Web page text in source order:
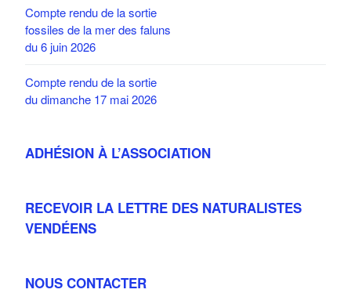
Compte rendu de la sortie
fossiles de la mer des faluns
du 6 juin 2026
Compte rendu de la sortie
du dimanche 17 mai 2026
ADHÉSION À L’ASSOCIATION
RECEVOIR LA LETTRE DES NATURALISTES
VENDÉENS
NOUS CONTACTER